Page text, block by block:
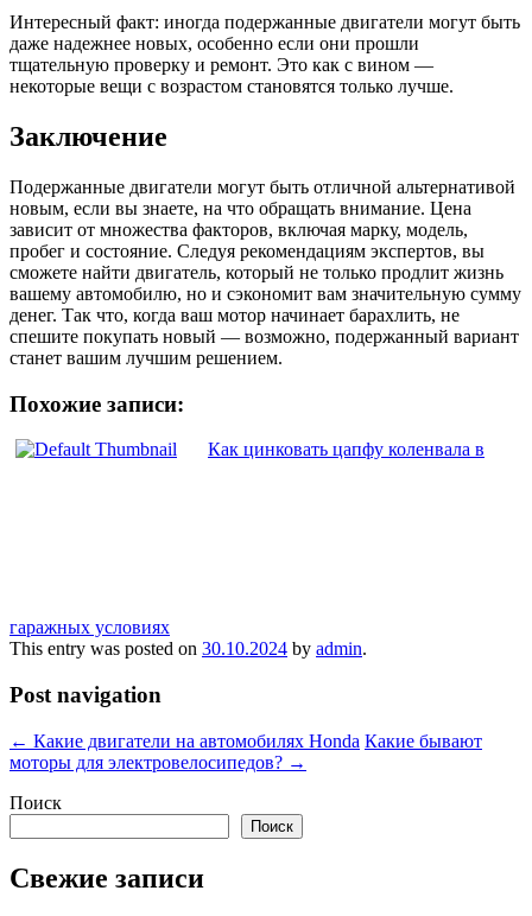
Интересный факт: иногда подержанные двигатели могут быть
даже надежнее новых, особенно если они прошли
тщательную проверку и ремонт. Это как с вином —
некоторые вещи с возрастом становятся только лучше.
Заключение
Подержанные двигатели могут быть отличной альтернативой
новым, если вы знаете, на что обращать внимание. Цена
зависит от множества факторов, включая марку, модель,
пробег и состояние. Следуя рекомендациям экспертов, вы
сможете найти двигатель, который не только продлит жизнь
вашему автомобилю, но и сэкономит вам значительную сумму
денег. Так что, когда ваш мотор начинает барахлить, не
спешите покупать новый — возможно, подержанный вариант
станет вашим лучшим решением.
Похожие записи:
Как цинковать цапфу коленвала в
гаражных условиях
This entry was posted on 30.10.2024 by admin.
Post navigation
← Какие двигатели на автомобилях Honda Какие бывают
моторы для электровелосипедов? →
Поиск
Поиск
Свежие записи